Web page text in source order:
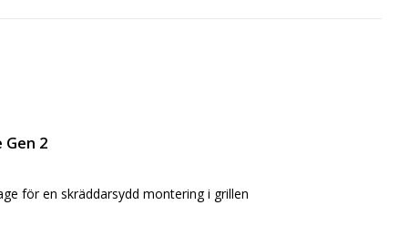
2
för en skräddarsydd montering i grillen